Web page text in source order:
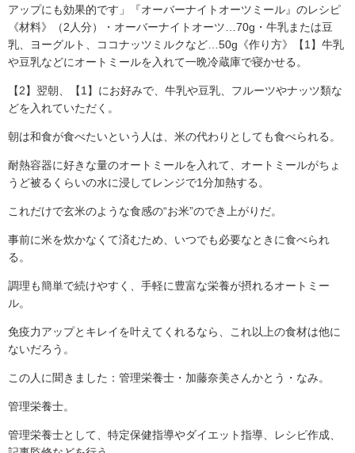
アップにも効果的です」『オーバーナイトオーツミール』のレシピ
《材料》（2人分）・オーバーナイトオーツ…70g・牛乳または豆
乳、ヨーグルト、ココナッツミルクなど…50g《作り方》【1】牛乳
や豆乳などにオートミールを入れて一晩冷蔵庫で寝かせる。
【2】翌朝、【1】にお好みで、牛乳や豆乳、フルーツやナッツ類な
どを入れていただく。
朝は和食が食べたいという人は、米の代わりとしても食べられる。
耐熱容器に好きな量のオートミールを入れて、オートミールがちょ
うど被るくらいの水に浸してレンジで1分加熱する。
これだけで玄米のような食感の“お米”のでき上がりだ。
事前に米を炊かなくて済むため、いつでも必要なときに食べられ
る。
調理も簡単で続けやすく、手軽に豊富な栄養が摂れるオートミー
ル。
免疫力アップとキレイを叶えてくれるなら、これ以上の食材は他に
ないだろう。
この人に聞きました：管理栄養士・加藤奈美さんかとう・なみ。
管理栄養士。
管理栄養士として、特定保健指導やダイエット指導、レシピ作成、